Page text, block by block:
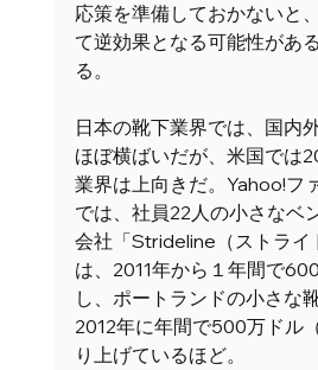
応策を準備しておかないと
て逆効果となる可能性があ
る。
日本の靴下業界では、国内
ほぼ横ばいだが、米国では
業界は上向きだ。Yahoo!フ
では、社員22人の小さなベ
会社「Strideline（ストライ
は、2011年から１年間で
し、ポートランドの小さな
2012年に年間で500万ドル
り上げているほど。